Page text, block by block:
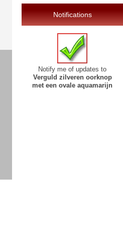
Notifications
Notify me of updates to
Verguld zilveren oorknop
met een ovale aquamarijn